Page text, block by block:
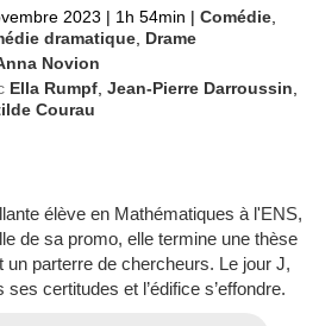
2023 | 1h 54min | Comédie
dramatique Drame
Novion
Ella Rumpf ,Jean-Pierre Darroussin
Courau
élève en Mathématiques à l'ENS,
de sa promo, elle termine une thèse
un parterre de chercheurs. Le jour J,
certitudes et l’édifice s’effondre.